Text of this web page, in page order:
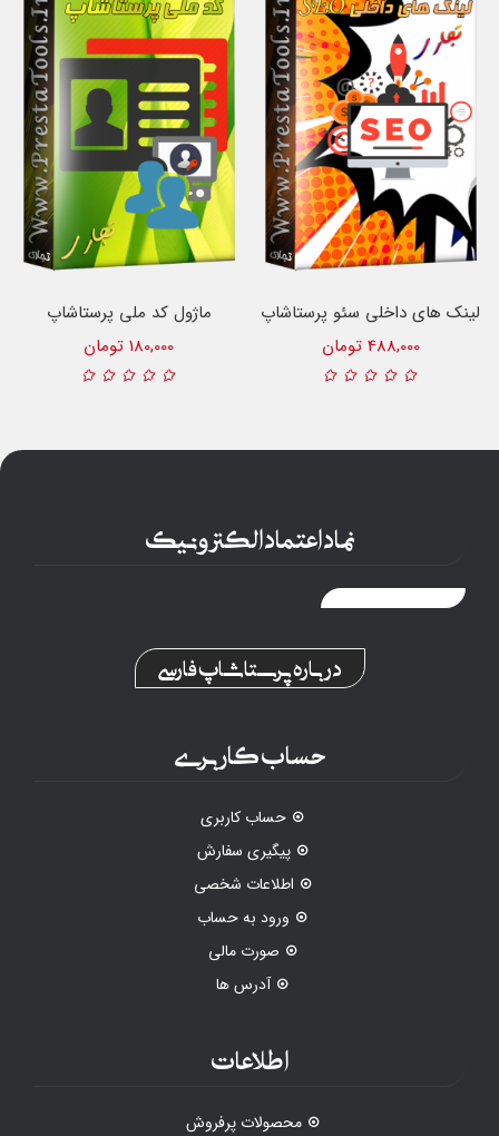
ماژول کد ملی پرستاشاپ
180,000 تومان
لینک های داخلی سئو پرستاشاپ
488,000 تومان
نماد اعتماد الکترونیک
درباره پرستاشاپ فارسی
حساب کاربری
حساب کاربری
پیگیری سفارش
اطلاعات شخصی
ورود به حساب
صورت مالی
آدرس ها
اطلاعات
محصولات پرفروش